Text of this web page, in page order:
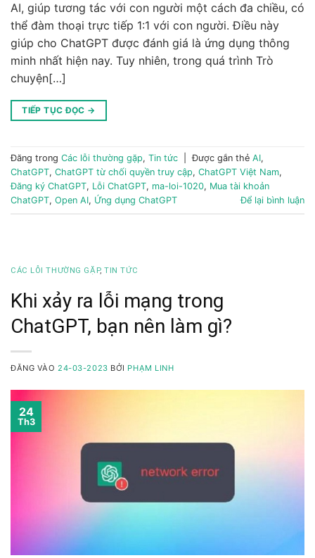
AI, giúp tương tác với con người một cách đa chiều, có
thể đàm thoại trực tiếp 1:1 với con người. Điều này
giúp cho ChatGPT được đánh giá là ứng dụng thông
minh nhất hiện nay. Tuy nhiên, trong quá trình Trò
chuyện[…]
TIẾP TỤC ĐỌC →
Đăng trong Các lỗi thường gặp, Tin tức Được gắn thẻ AI,
ChatGPT, ChatGPT từ chối quyền truy cập, ChatGPT Việt Nam,
Đăng ký ChatGPT, Lỗi ChatGPT, ma-loi-1020, Mua tài khoản
ChatGPT, Open AI, Ứng dụng ChatGPT Để lại bình luận
CÁC LỖI THƯỜNG GẶP,TIN TỨC
Khi xảy ra lỗi mạng trong
ChatGPT, bạn nên làm gì?
ĐĂNG VÀO24-03-2023 BỞI PHẠM LINH
24
Th3